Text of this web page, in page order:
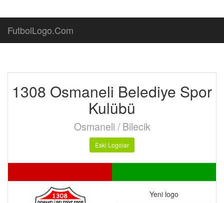
FutbolLogo.Com
1308 Osmaneli Belediye Spor
Kulübü
Osmaneli / Bilecik
Eski Logolar
Yeni logo